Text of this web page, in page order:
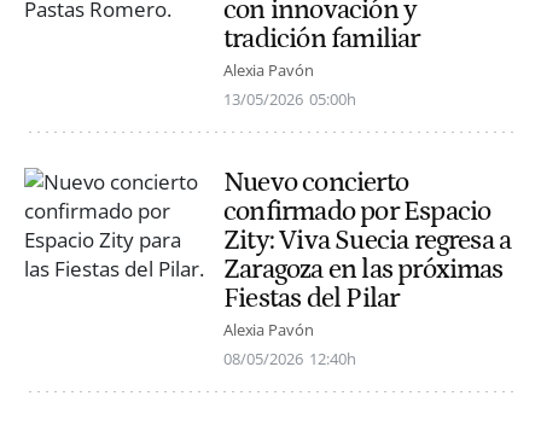
con innovación y
tradición familiar
Alexia Pavón
13/05/2026 05:00h
Nuevo concierto
confirmado por Espacio
Zity: Viva Suecia regresa a
Zaragoza en las próximas
Fiestas del Pilar
Alexia Pavón
08/05/2026 12:40h